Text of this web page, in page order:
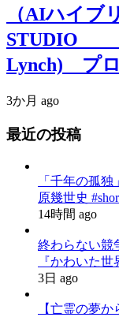
（AIハイ
STUDIO
Lynch) プロ
3か月 ago
最近の投稿
「千年の孤
原幾世史
14時間 ago
終わらない競
『かわいた世
3日 ago
【亡霊の夢